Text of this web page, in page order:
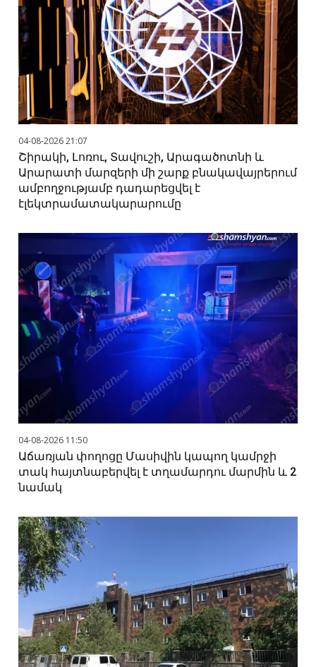
04-08-2026 21:07
Շիրակի, Լոռու, Տավուշի, Արագածոտնի և
Արարատի մարզերի մի շարք բնակավայրերում
ամբողջությամբ դադարեցվել է
էլեկտրամատակարարումը
04-08-2026 11:50
Աճառյան փողոցը Մասիվին կապող կամրջի
տակ հայտնաբերվել է տղամարդու մարմին և 2
նամակ